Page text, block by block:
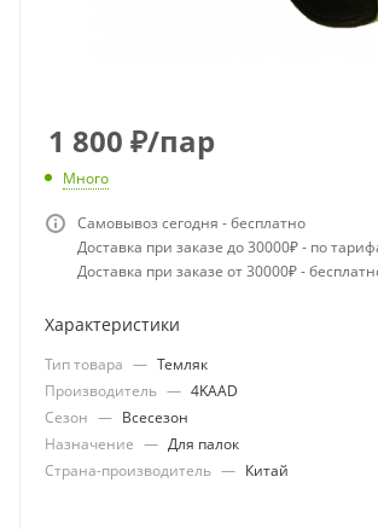
1 800 ₽/пар
Много
Самовывоз сегодня - бесплатно
Доставка при заказе до 30000₽ - по
Доставка при заказе от 30000₽ -
Характеристики
Тип товара — Темляк
Производитель — 4KAAD
Сезон — Всесезон
Назначение — Для палок
Страна-производитель — Китай